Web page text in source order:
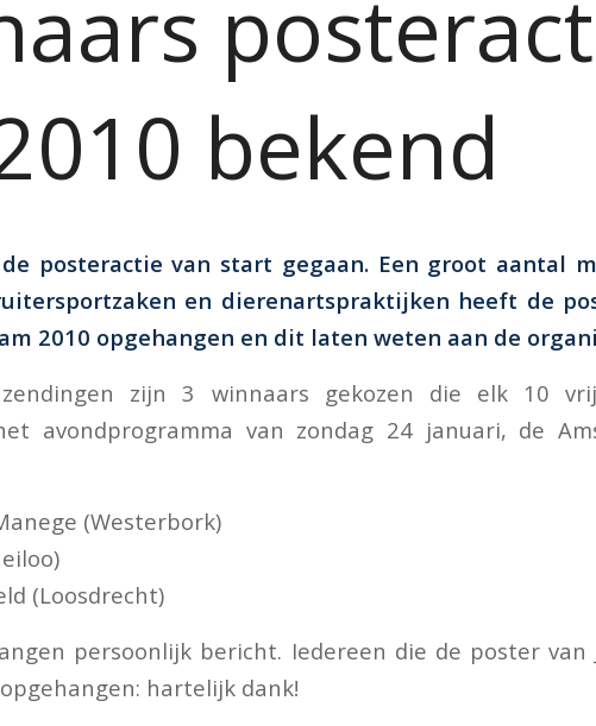
bekend
posteractie van start gegaan. Een groot aantal
en dierenartspraktijken heeft de
2010 opgehangen en dit laten weten aan de
zijn 3 winnaars gekozen die elk 10
avondprogramma van zondag 24 januari, de
(Westerbork)
(Loosdrecht)
persoonlijk bericht. Iedereen die de poster van
hartelijk dank!